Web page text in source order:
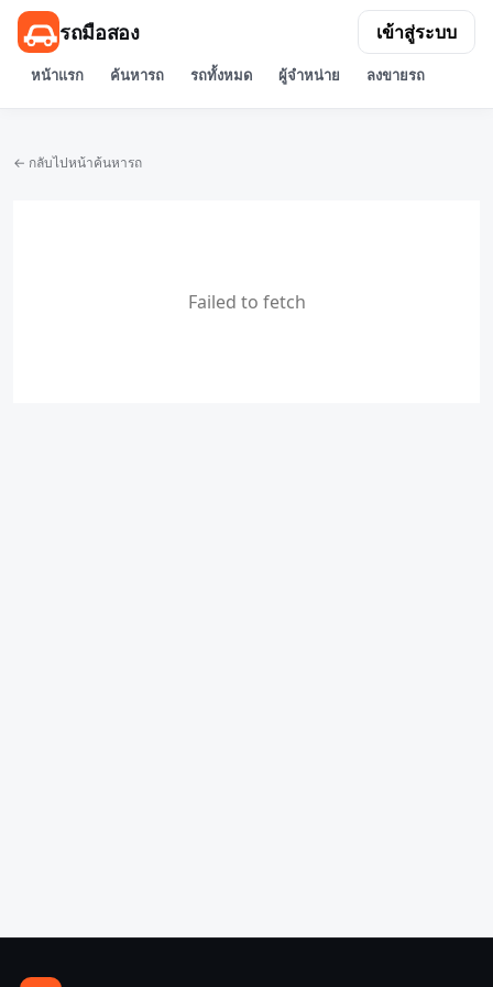
รถมือสอง
หน้าแรก ค้นหารถ รถทั้งหมด ผู้จำหน่าย ลงขายรถ
เข้าสู่ระบบ
← กลับไปหน้าค้นหารถ
Failed to fetch